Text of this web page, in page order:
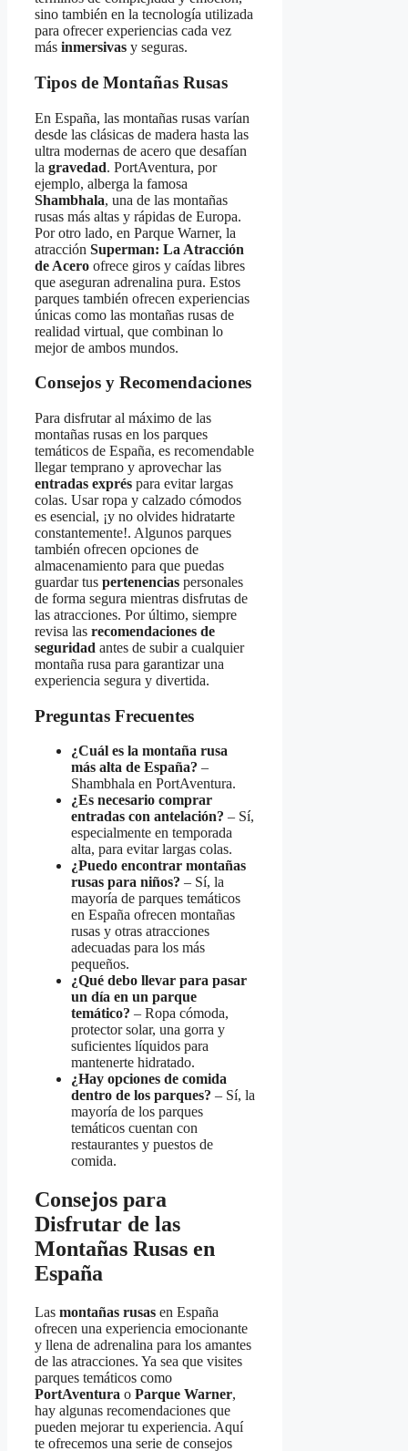
sino también en la tecnología utilizada
para ofrecer experiencias cada vez
más inmersivas y seguras.
Tipos de Montañas Rusas
En España, las montañas rusas varían
desde las clásicas de madera hasta las
ultra modernas de acero que desafían
la gravedad. PortAventura, por
ejemplo, alberga la famosa
Shambhala, una de las montañas
rusas más altas y rápidas de Europa.
Por otro lado, en Parque Warner, la
atracción Superman: La Atracción
de Acero ofrece giros y caídas libres
que aseguran adrenalina pura. Estos
parques también ofrecen experiencias
únicas como las montañas rusas de
realidad virtual, que combinan lo
mejor de ambos mundos.
Consejos y Recomendaciones
Para disfrutar al máximo de las
montañas rusas en los parques
temáticos de España, es recomendable
llegar temprano y aprovechar las
entradas exprés para evitar largas
colas. Usar ropa y calzado cómodos
es esencial, ¡y no olvides hidratarte
constantemente!. Algunos parques
también ofrecen opciones de
almacenamiento para que puedas
guardar tus pertenencias personales
de forma segura mientras disfrutas de
las atracciones. Por último, siempre
revisa las recomendaciones de
seguridad antes de subir a cualquier
montaña rusa para garantizar una
experiencia segura y divertida.
Preguntas Frecuentes
¿Cuál es la montaña rusa
más alta de España? –
Shambhala en PortAventura.
¿Es necesario comprar
entradas con antelación? – Sí,
especialmente en temporada
alta, para evitar largas colas.
¿Puedo encontrar montañas
rusas para niños? – Sí, la
mayoría de parques temáticos
en España ofrecen montañas
rusas y otras atracciones
adecuadas para los más
pequeños.
¿Qué debo llevar para pasar
un día en un parque
temático? – Ropa cómoda,
protector solar, una gorra y
suficientes líquidos para
mantenerte hidratado.
¿Hay opciones de comida
dentro de los parques? – Sí, la
mayoría de los parques
temáticos cuentan con
restaurantes y puestos de
comida.
Consejos para
Disfrutar de las
Montañas Rusas en
España
Las montañas rusas en España
ofrecen una experiencia emocionante
y llena de adrenalina para los amantes
de las atracciones. Ya sea que visites
parques temáticos como
PortAventura o Parque Warner,
hay algunas recomendaciones que
pueden mejorar tu experiencia. Aquí
te ofrecemos una serie de consejos